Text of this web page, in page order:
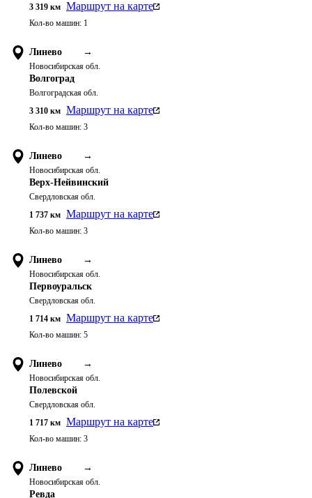
3 319 км Маршрут на карте
Кол-во машин: 1
Линево →
Новосибирская обл.
Волгоград
Волгоградская обл.
3 310 км Маршрут на карте
Кол-во машин: 3
Линево →
Новосибирская обл.
Верх-Нейвинский
Свердловская обл.
1 737 км Маршрут на карте
Кол-во машин: 3
Линево →
Новосибирская обл.
Первоуральск
Свердловская обл.
1 714 км Маршрут на карте
Кол-во машин: 5
Линево →
Новосибирская обл.
Полевской
Свердловская обл.
1 717 км Маршрут на карте
Кол-во машин: 3
Линево →
Новосибирская обл.
Ревда